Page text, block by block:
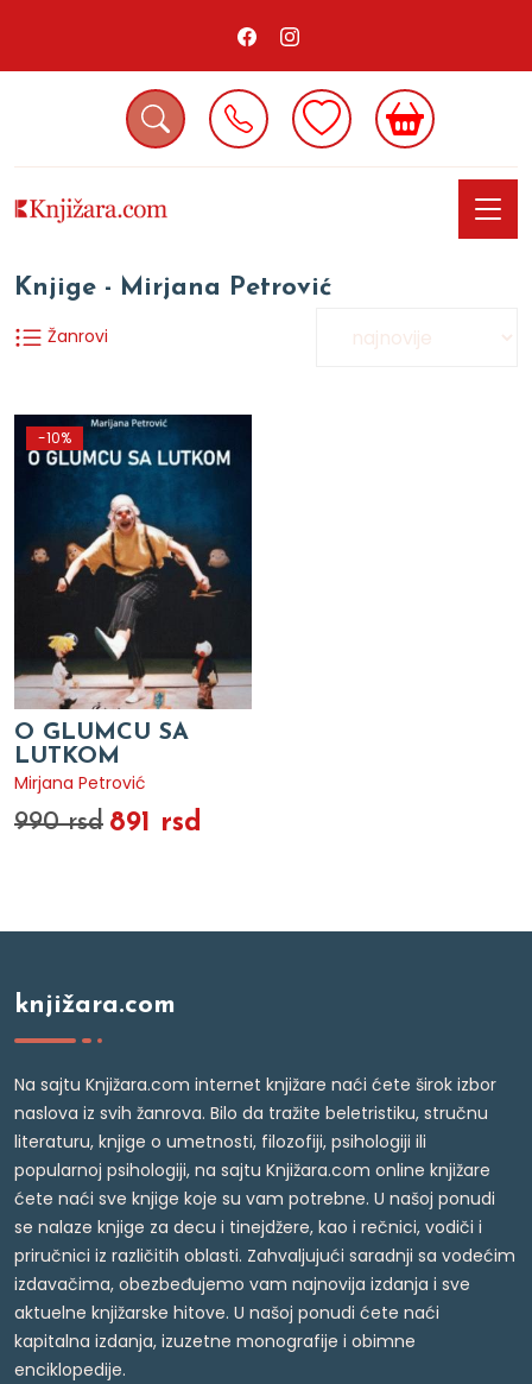
Knjige - Mirjana Petrović
Žanrovi
-10%
O GLUMCU SA
LUTKOM
Mirjana Petrović
990 rsd 891 rsd
knjižara.com
Na sajtu Knjižara.com internet knjižare naći ćete širok izbor
naslova iz svih žanrova. Bilo da tražite beletristiku, stručnu
literaturu, knjige o umetnosti, filozofiji, psihologiji ili
popularnoj psihologiji, na sajtu Knjižara.com online knjižare
ćete naći sve knjige koje su vam potrebne. U našoj ponudi
se nalaze knjige za decu i tinejdžere, kao i rečnici, vodiči i
priručnici iz različitih oblasti. Zahvaljujući saradnji sa vodećim
izdavačima, obezbeđujemo vam najnovija izdanja i sve
aktuelne knjižarske hitove. U našoj ponudi ćete naći
kapitalna izdanja, izuzetne monografije i obimne
enciklopedije.